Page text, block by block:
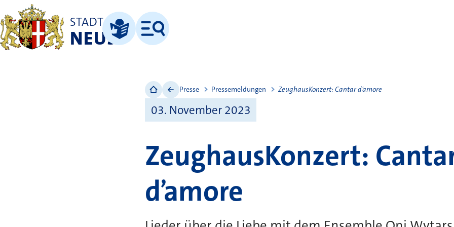
STADT
NEUSSLeichte Sprache
Menü
Presse Pressemeldungen ZeughausKonzert: Cantar dʼamore
03. November 2023
ZeughausKonzert:
dʼamore